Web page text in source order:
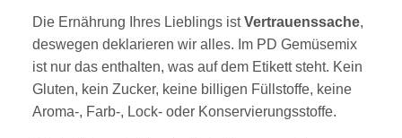
Die Ernährung Ihres Lieblings ist Vertrauenssache,
deswegen deklarieren wir alles. Im PD Gemüsemix
ist nur das enthalten, was auf dem Etikett steht. Kein
Gluten, kein Zucker, keine billigen Füllstoffe, keine
Aroma-, Farb-, Lock- oder Konservierungsstoffe.